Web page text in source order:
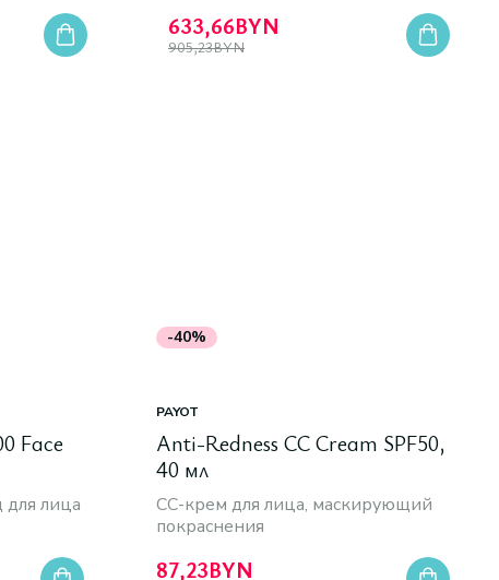
633,66BYN
905,23BYN
Face
лица
-40%
PAYOT
Anti-Redness CC Cream SPF50,
40 мл
СС-крем для лица, маскирующий
покраснения
87,23BYN